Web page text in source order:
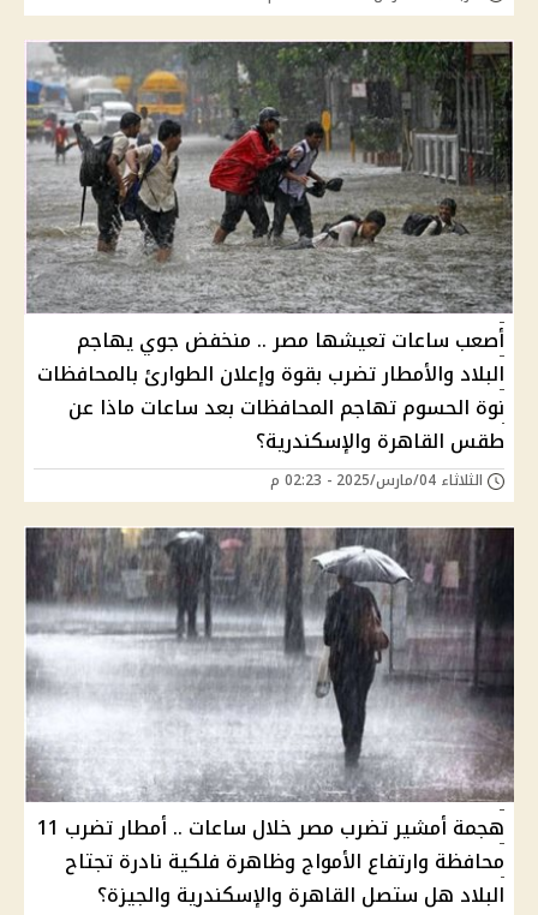
أصعب ساعات تعيشها مصر .. منخفض جوي يهاجم
البلاد والأمطار تضرب بقوة وإعلان الطوارئ بالمحافظات
نوة الحسوم تهاجم المحافظات بعد ساعات ماذا عن
طقس القاهرة والإسكندرية؟
الثلاثاء 04/مارس/2025 - 02:23 م
هجمة أمشير تضرب مصر خلال ساعات .. أمطار تضرب 11
محافظة وارتفاع الأمواج وظاهرة فلكية نادرة تجتاح
البلاد هل ستصل القاهرة والإسكندرية والجيزة؟